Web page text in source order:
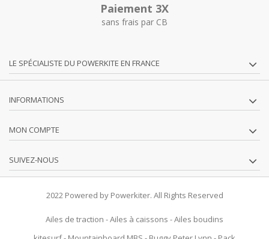
Paiement 3X
sans frais par CB
LE SPÉCIALISTE DU POWERKITE EN FRANCE
INFORMATIONS
MON COMPTE
SUIVEZ-NOUS
2022 Powered by Powerkiter. All Rights Reserved
Ailes de traction -Ailes à caissons -Ailes boudins